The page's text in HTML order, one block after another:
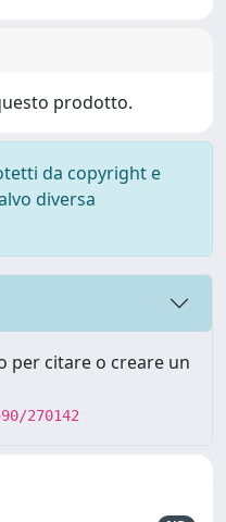
prodotto.
da copyright e
diversa
per citare o creare un
270142